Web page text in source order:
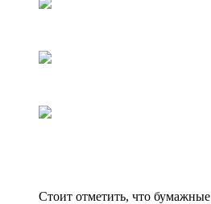
Стоит отметить, что